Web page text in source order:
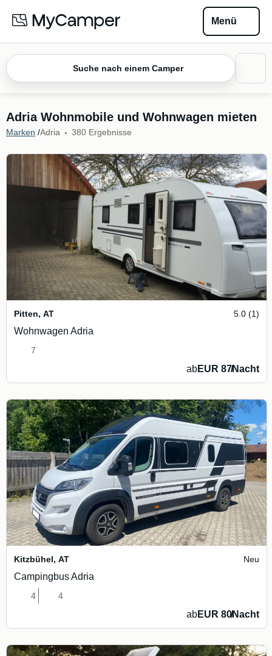
Menü
Suche nach einem Camper
Adria Wohnmobile und Wohnwagen mieten
Marken /Adria 380 Ergebnisse
Pitten, AT 5.0 (1)
Wohnwagen Adria
7
abEUR 87/Nacht
Kitzbühel, AT Neu
Campingbus Adria
4 4
abEUR 80/Nacht